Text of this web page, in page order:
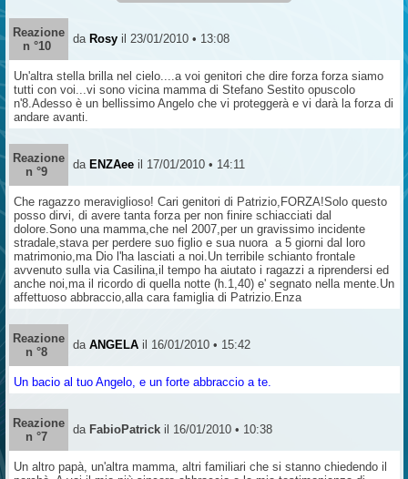
Reazione
n °10
da Rosy il 23/01/2010 • 13:08
Un'altra stella brilla nel cielo....a voi genitori che dire forza forza siamo
tutti con voi...vi sono vicina mamma di Stefano Sestito opuscolo
n'8.Adesso è un bellissimo Angelo che vi proteggerà e vi darà la forza di
andare avanti.
Reazione
n °9
da ENZAee il 17/01/2010 • 14:11
Che ragazzo meraviglioso! Cari genitori di Patrizio,FORZA!Solo questo
posso dirvi, di avere tanta forza per non finire schiacciati dal
dolore.Sono una mamma,che nel 2007,per un gravissimo incidente
stradale,stava per perdere suo figlio e sua nuora a 5 giorni dal loro
matrimonio,ma Dio l'ha lasciati a noi.Un terribile schianto frontale
avvenuto sulla via Casilina,il tempo ha aiutato i ragazzi a riprendersi ed
anche noi,ma il ricordo di quella notte (h.1,40) e' segnato nella mente.Un
affettuoso abbraccio,alla cara famiglia di Patrizio.Enza
Reazione
n °8
da ANGELA il 16/01/2010 • 15:42
Un bacio al tuo Angelo, e un forte abbraccio a te.
Reazione
n °7
da FabioPatrickil 16/01/2010 • 10:38
Un altro papà, un'altra mamma, altri familiari che si stanno chiedendo il